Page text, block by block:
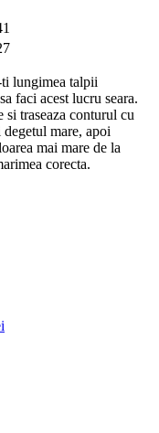
ti lungimea talpii
faci acest lucru seara.
traseaza conturul cu
mare, apoi
mai mare de la
corecta.